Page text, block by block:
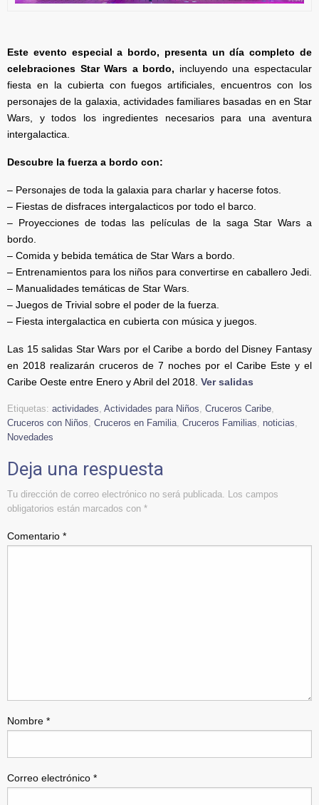
Este evento especial a bordo, presenta un día completo de
celebraciones Star Wars a bordo, incluyendo una espectacular
fiesta en la cubierta con fuegos artificiales, encuentros con los
personajes de la galaxia, actividades familiares basadas en en Star
Wars, y todos los ingredientes necesarios para una aventura
intergalactica.
Descubre la fuerza a bordo con:
– Personajes de toda la galaxia para charlar y hacerse fotos.
– Fiestas de disfraces intergalacticos por todo el barco.
– Proyecciones de todas las películas de la saga Star Wars a
bordo.
– Comida y bebida temática de Star Wars a bordo.
– Entrenamientos para los niños para convertirse en caballero Jedi.
– Manualidades temáticas de Star Wars.
– Juegos de Trivial sobre el poder de la fuerza.
– Fiesta intergalactica en cubierta con música y juegos.
Las 15 salidas Star Wars por el Caribe a bordo del Disney Fantasy
en 2018 realizarán cruceros de 7 noches por el Caribe Este y el
Caribe Oeste entre Enero y Abril del 2018. Ver salidas
Etiquetas: actividades Actividades para Niños Cruceros Caribe
Cruceros con Niños Cruceros en Familia Cruceros Familias noticias
Novedades
Deja una respuesta
Tu dirección de correo electrónico no será publicada.
Los campos
obligatorios están marcados con *
Comentario *
Nombre *
Correo electrónico *